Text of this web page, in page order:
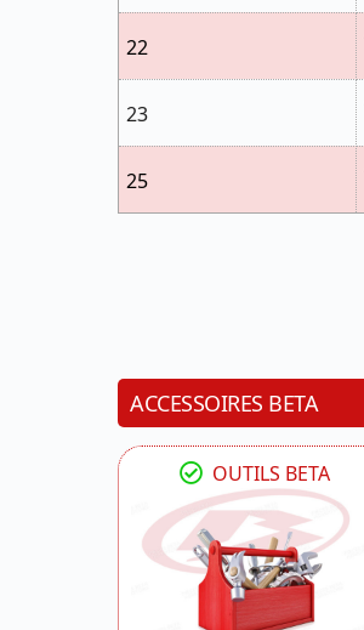
22
23
25
ACCESSOIRES BETA
OUTILS BETA